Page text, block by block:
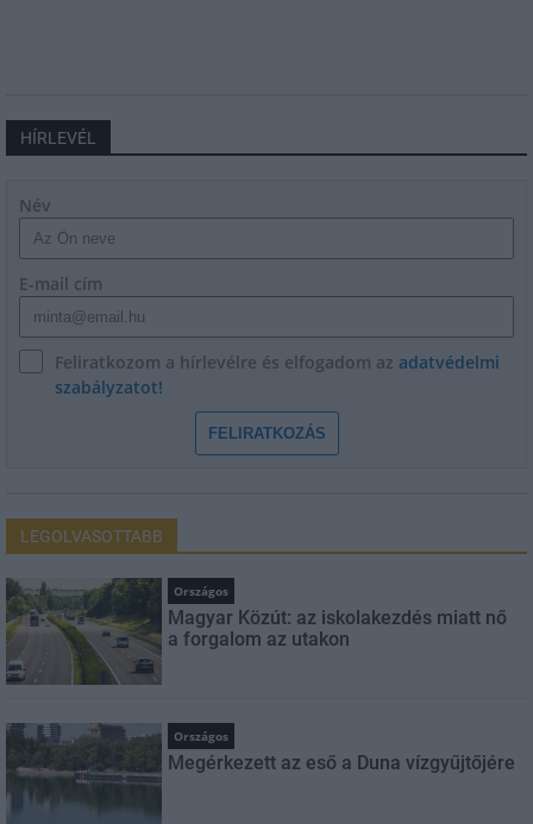
HÍRLEVÉL
Név
E-mail cím
Feliratkozom a hírlevélre és elfogadom az adatvédelmi
szabályzatot!
FELIRATKOZÁS
LEGOLVASOTTABB
Országos
Magyar Közút: az iskolakezdés miatt nő
a forgalom az utakon
Országos
Megérkezett az eső a Duna vízgyűjtőjére